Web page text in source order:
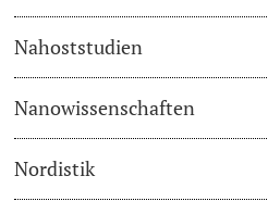
Lernbörse
Lernräume
Nahoststudien
Nanowissenschaften
Nordistik